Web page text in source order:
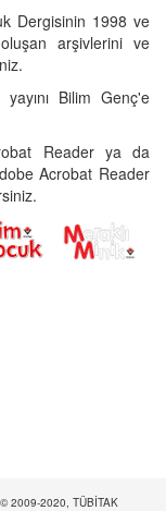
Dergisinin 1998 ve
arşivlerini ve
Bilim Genç'e
Reader ya da
Acrobat Reader
© 2009-2020, TÜBİTAK